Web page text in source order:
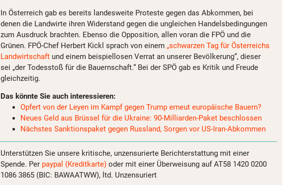
In Österreich gab es bereits landesweite Proteste gegen das Abkommen, bei
denen die Landwirte ihren Widerstand gegen die ungleichen Handelsbedingungen
zum Ausdruck brachten. Ebenso die Opposition, allen voran die FPÖ und die
Grünen. FPÖ-Chef Herbert Kickl sprach von einem „schwarzen Tag für Österreichs
Landwirtschaft und einem beispiellosen Verrat an unserer Bevölkerung“, dieser
sei „der Todesstoß für die Bauernschaft.“ Bei der SPÖ gab es Kritik und Freude
gleichzeitig.
Das könnte Sie auch interessieren:
Opfert von der Leyen im Kampf gegen Trump erneut europäische Bauern?
Neues Geld aus Brüssel für die Ukraine: 90-Milliarden-Paket beschlossen
Nächstes Sanktionspaket gegen Russland, Sorgen vor US-Iran-Abkommen
Unterstützen Sie unsere kritische, unzensurierte Berichterstattung mit einer
Spende. Per paypal (Kreditkarte) oder mit einer Überweisung auf AT58 1420 0200
1086 3865 (BIC: BAWAATWW), ltd. Unzensuriert